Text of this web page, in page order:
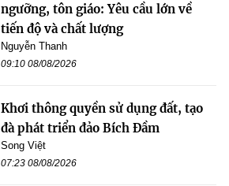
ngưỡng, tôn giáo: Yêu cầu lớn về
tiến độ và chất lượng
Nguyễn Thanh
09:10 08/08/2026
Khơi thông quyền sử dụng đất, tạo
đà phát triển đảo Bích Đầm
Song Việt
07:23 08/08/2026